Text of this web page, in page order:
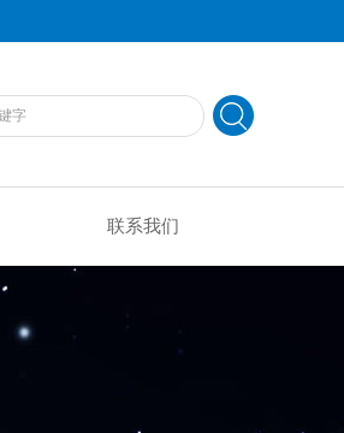
联系我们